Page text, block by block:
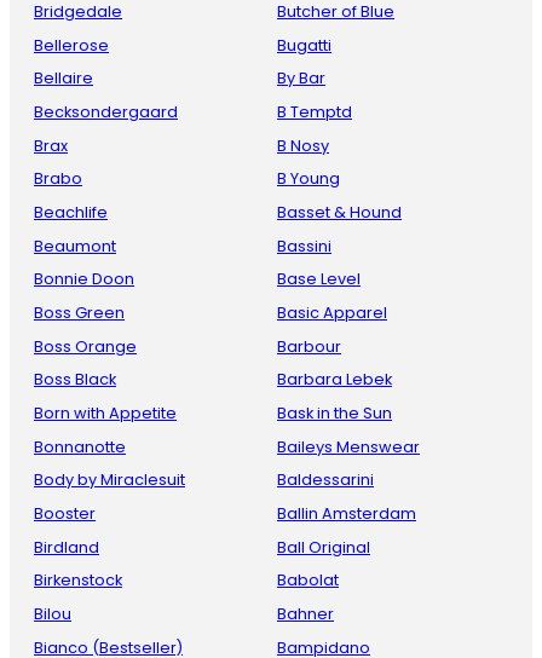
Bridgedale
Bellerose
Bellaire
Becksondergaard
Brax
Brabo
Beachlife
Beaumont
Bonnie Doon
Boss Green
Boss Orange
Boss Black
Born with Appetite
Bonnanotte
Body by Miraclesuit
Booster
Birdland
Birkenstock
Bilou
Bianco (Bestseller)
Butcher of Blue
Bugatti
By Bar
B Temptd
B Nosy
B Young
Basset & Hound
Bassini
Base Level
Basic Apparel
Barbour
Barbara Lebek
Bask in the Sun
Baileys Menswear
Baldessarini
Ballin Amsterdam
Ball Original
Babolat
Bahner
Bampidano